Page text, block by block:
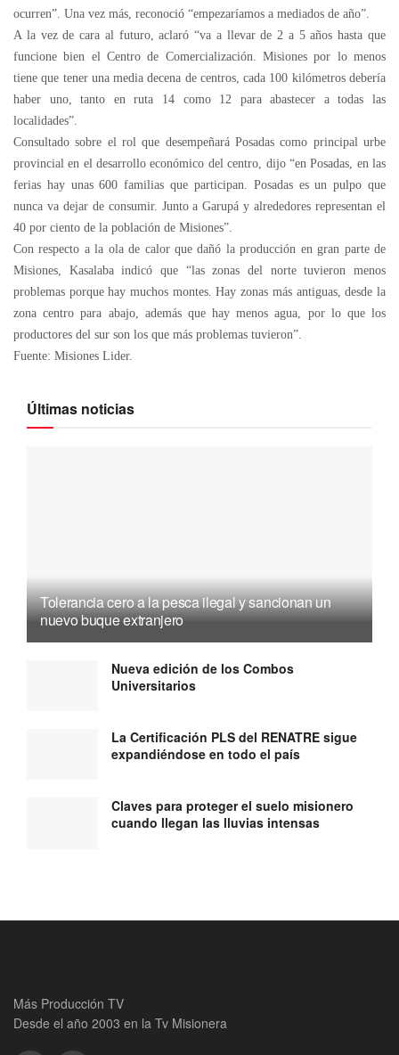
ocurren”. Una vez más, reconoció “empezaríamos a mediados de año”.
A la vez de cara al futuro, aclaró “va a llevar de 2 a 5 años hasta que
funcione bien el Centro de Comercialización. Misiones por lo menos
tiene que tener una media decena de centros, cada 100 kilómetros debería
haber uno, tanto en ruta 14 como 12 para abastecer a todas las
localidades”.
Consultado sobre el rol que desempeñará Posadas como principal urbe
provincial en el desarrollo económico del centro, dijo “en Posadas, en las
ferias hay unas 600 familias que participan. Posadas es un pulpo que
nunca va dejar de consumir. Junto a Garupá y alrededores representan el
40 por ciento de la población de Misiones”.
Con respecto a la ola de calor que dañó la producción en gran parte de
Misiones, Kasalaba indicó que “las zonas del norte tuvieron menos
problemas porque hay muchos montes. Hay zonas más antiguas, desde la
zona centro para abajo, además que hay menos agua, por lo que los
productores del sur son los que más problemas tuvieron”.
Fuente: Misiones Lider.
Últimas noticias
Tolerancia cero a la pesca ilegal y sancionan un
nuevo buque extranjero
Nueva edición de los Combos
Universitarios
La Certificación PLS del RENATRE sigue
expandiéndose en todo el país
Claves para proteger el suelo misionero
cuando llegan las lluvias intensas
Más Producción TV
Desde el año 2003 en la Tv Misionera